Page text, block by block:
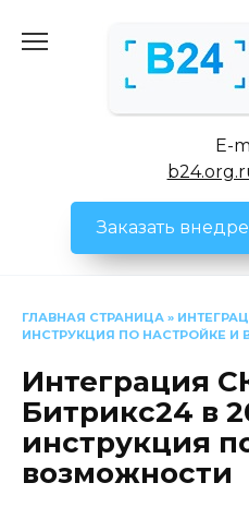
E-
Заказать
ГЛАВНАЯ СТРАНИЦА »
ИНСТРУКЦИЯ ПО НАСТРОЙКЕ
Интеграция
Битрикс24 в
инструкция
возможности